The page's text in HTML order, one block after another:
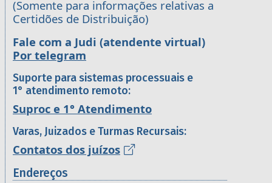
(Somente para informações relativas a
Certidões de Distribuição)
Fale com a Judi (atendente virtual)
Por telegram
Suporte para sistemas processuais e
1° atendimento remoto:
Suproc e 1° Atendimento
Varas, Juizados e Turmas Recursais:
Contatos dos juízos
Endereços